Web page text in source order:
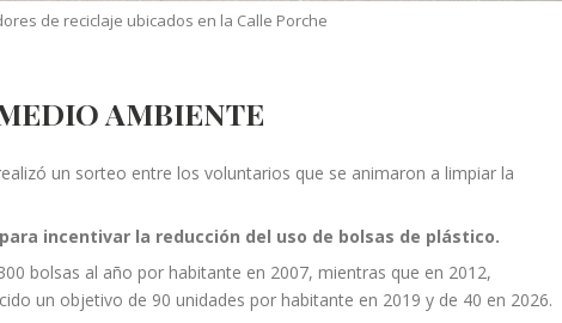
de reciclaje ubicados en la Calle Porche
AMBIENTE
un sorteo entre los voluntarios que se animaron a limpiar la
incentivar la reducción del uso de bolsas de plástico.
bolsas al año por habitante en 2007, mientras que en 2012,
un objetivo de 90 unidades por habitante en 2019 y de 40 en 2026.